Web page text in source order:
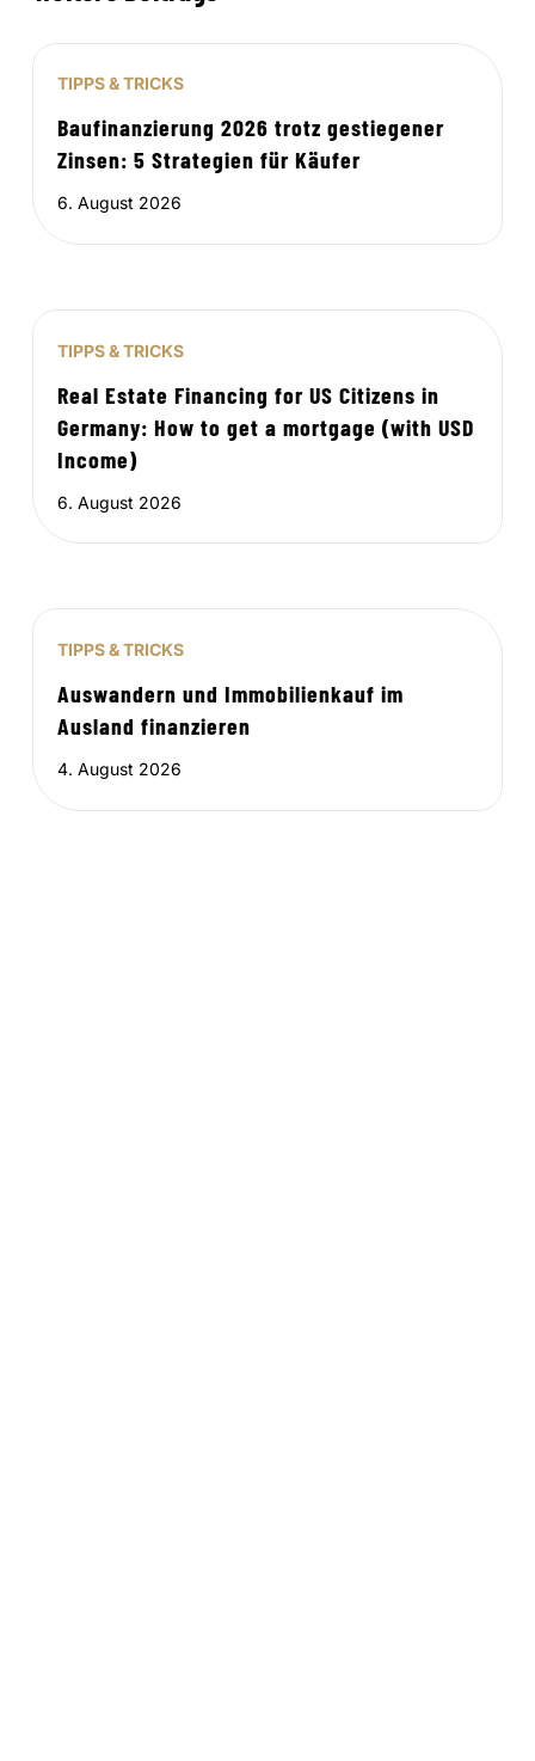
TIPPS & TRICKS
Baufinanzierung 2026 trotz gestiegener
Zinsen: 5 Strategien für Käufer
6. August 2026
TIPPS & TRICKS
Real Estate Financing for US Citizens in
Germany: How to get a mortgage (with USD
Income)
6. August 2026
TIPPS & TRICKS
Auswandern und Immobilienkauf im
Ausland finanzieren
4. August 2026